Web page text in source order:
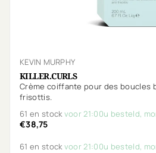
KEVIN MURPHY
KILLER.CURLS
Crème coiffante pour des boucles
frisottis.
61 en stockvoor 21:00u besteld,
€38,75
61 en stockvoor 21:00u besteld,